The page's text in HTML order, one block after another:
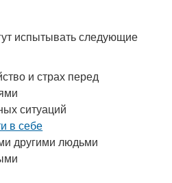
испытывать следующие
и страх перед
ситуаций
в себе
другими людьми